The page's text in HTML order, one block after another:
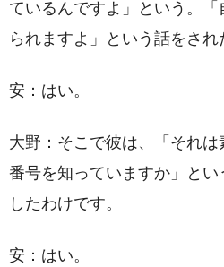
ているんですよ」という。
られますよ」という話をされ
安：はい。
大野：そこで彼は、「それ
番号を知っていますか」と
したわけです。
安：はい。